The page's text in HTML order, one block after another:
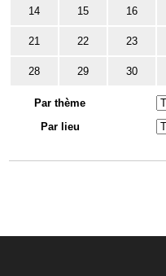
14 15 16
21 22 23
28 29 30
Par thème
Par lieu